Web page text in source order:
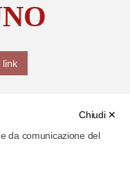
link
Chiudi ✕
da comunicazione del